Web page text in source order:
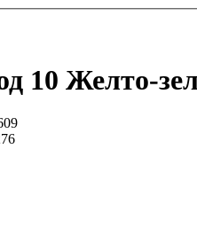
10 Желто-